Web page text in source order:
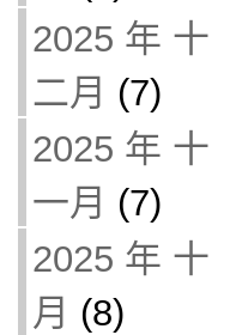
2025 年 十
二月 (7)
2025 年 十
一月 (7)
2025 年 十
月 (8)